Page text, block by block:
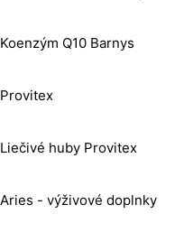
Koenzým Q10 Barnys
Provitex
Liečivé huby Provitex
Aries - výživové doplnky